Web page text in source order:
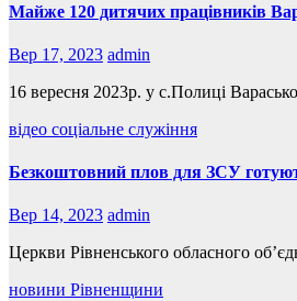
Майже 120 дитячих працівників
Вер 17, 2023 admin
16 вересня 2023р. у с.Полиці
відео соціальне служіння
Безкоштовний плов для ЗСУ
Вер 14, 2023 admin
Церкви Рівненського обласного
новини Рівненщини